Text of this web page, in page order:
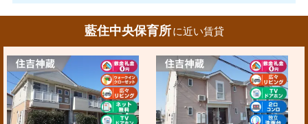
藍住中央保育所 に近い賃貸